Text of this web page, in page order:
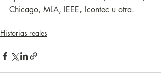
Chicago, MLA, IEEE, Icontec u otra.
Historias reales